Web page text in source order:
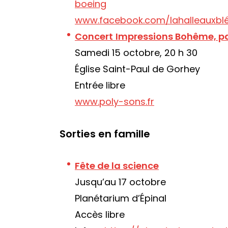
boeing
www.facebook.com/
Concert Impressions Bohême,
Samedi 15 octobre, 20 h 30
Église Saint-Paul de Gorhey
Entrée libre
www.poly-sons.fr
Sorties en famille
Fête de la science
Jusqu’au 17 octobre
Planétarium d’Épinal
Accès libre